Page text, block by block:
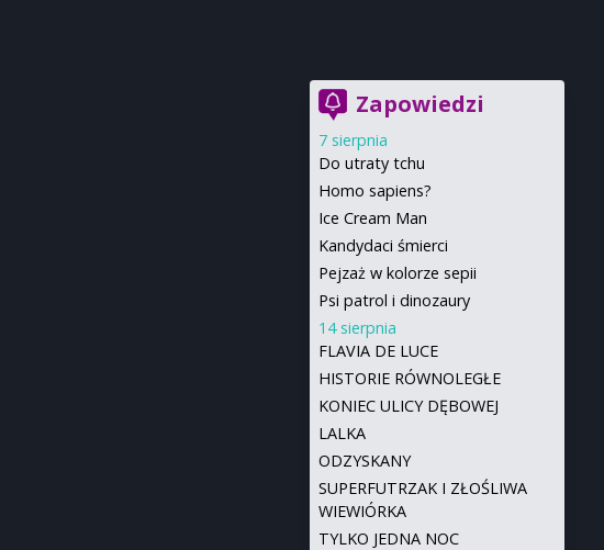
Zapowiedzi
7 sierpnia
Do utraty tchu
Homo sapiens?
Ice Cream Man
Kandydaci śmierci
Pejzaż w kolorze sepii
Psi patrol i dinozaury
14 sierpnia
FLAVIA DE LUCE
HISTORIE RÓWNOLEGŁE
KONIEC ULICY DĘBOWEJ
LALKA
ODZYSKANY
SUPERFUTRZAK I ZŁOŚLIWA
WIEWIÓRKA
TYLKO JEDNA NOC